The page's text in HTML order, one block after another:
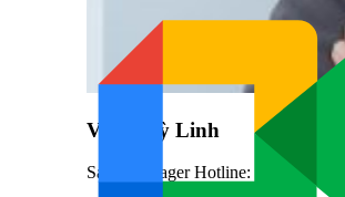
Vũ Thuỳ Linh
Sales Manager Hotline: 0842.999.666